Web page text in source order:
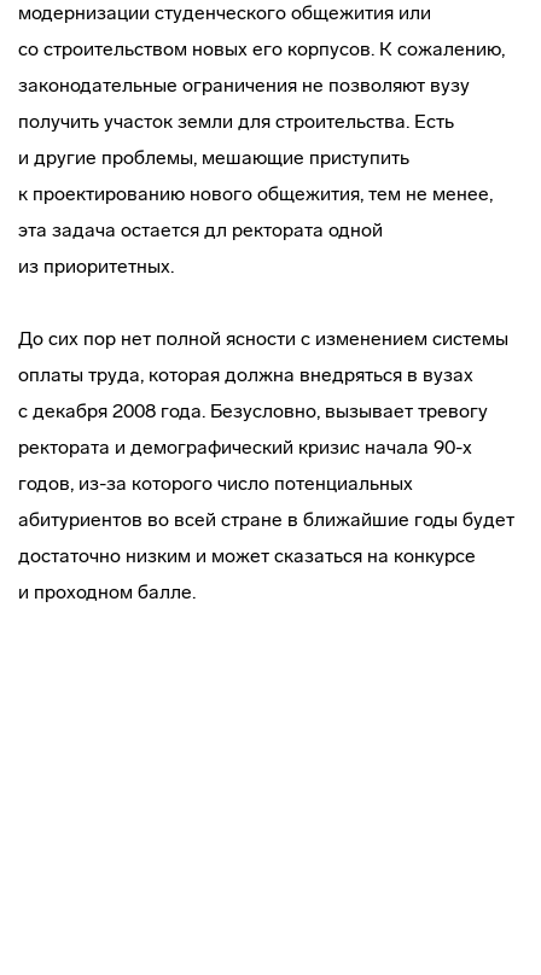
модернизации студенческого общежития или
со строительством новых его корпусов. К сожалению,
законодательные ограничения не позволяют вузу
получить участок земли для строительства. Есть
и другие проблемы, мешающие приступить
к проектированию нового общежития, тем не менее,
эта задача остается дл ректората одной
из приоритетных.
До сих пор нет полной ясности с изменением системы
оплаты труда, которая должна внедряться в вузах
с декабря 2008 года. Безусловно, вызывает тревогу
ректората и демографический кризис начала 90-х
годов, из-за которого число потенциальных
абитуриентов во всей стране в ближайшие годы будет
достаточно низким и может сказаться на конкурсе
и проходном балле.